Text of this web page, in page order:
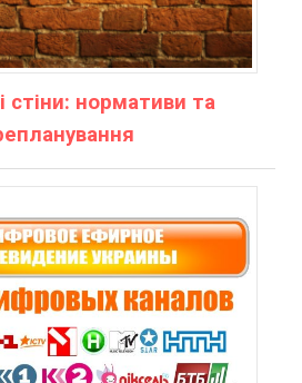
стіни: нормативи та